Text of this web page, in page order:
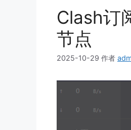
Clash订
节点
2025-10-29 作者